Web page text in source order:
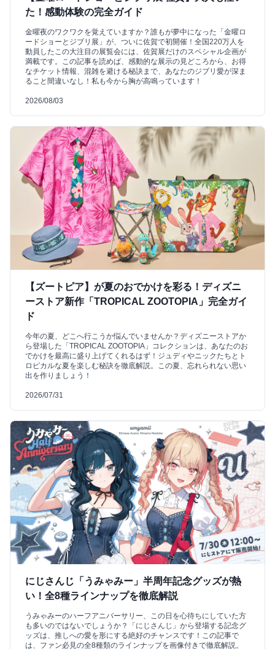
た！感動体験の完全ガイド
金曜夜のワクワクを覚えていますか？誰もが夢中になった「金曜ロ
ードショーとジブリ展」が、ついに佐賀で初開催！全国220万人を
動員したこの大注目の展覧会には、佐賀展だけのスペシャル企画が
満載です。この記事を読めば、感動的な展示の見どころから、お得
なチケット情報、混雑を避ける秘訣まで、あなたのジブリ愛が深ま
ること間違いなし！私も今から胸が高鳴っています！
2026/08/03
【ズートピア】が夏のおでかけを彩る！ディズニ
ーストア新作「TROPICAL ZOOTOPIA」完全ガイ
ド
今年の夏、どこへ行こうか悩んでいませんか？ディズニーストアか
ら登場した「TROPICAL ZOOTOPIA」コレクションは、あなたのお
でかけを最高に盛り上げてくれるはず！ジュディやニックたちとト
ロピカルな夏を楽しむ秘訣を徹底解説。この夏、忘れられない思い
出を作りましょう！
2026/07/31
にじさんじ「うみゃみー」半周年記念グッズが熱
い！全8種ラインナップを徹底解説
うみゃみーのハーフアニバーサリー、この日を心待ちにしていた方
も多いのではないでしょうか？「にじさんじ」から登場する記念グ
ッズは、推しへの愛を形にする絶好のチャンスです！この記事で
は、ファン必見の全8種類のラインナップを画像付きで徹底解説。